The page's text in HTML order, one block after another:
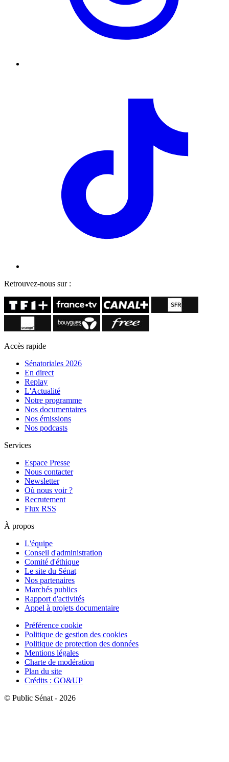
Retrouvez-nous sur :
Accès rapide
Sénatoriales 2026
En direct
Replay
L'Actualité
Notre programme
Nos documentaires
Nos émissions
Nos podcasts
Services
Espace Presse
Nous contacter
Newsletter
Où nous voir ?
Recrutement
Flux RSS
À propos
L'équipe
Conseil d'administration
Comité d'éthique
Le site du Sénat
Nos partenaires
Marchés publics
Rapport d'activités
Appel à projets documentaire
Préférence cookie
Politique de gestion des cookies
Politique de protection des données
Mentions légales
Charte de modération
Plan du site
Crédits : GO&UP
© Public Sénat - 2026